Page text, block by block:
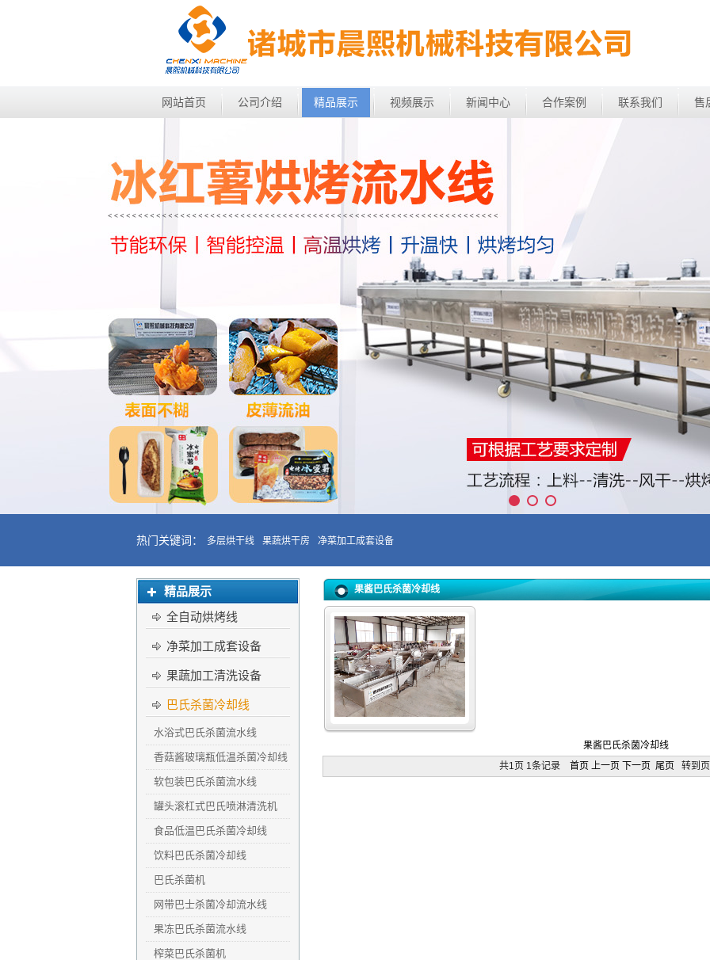
网站首页 公司介绍 精品展示 视频展示 新闻中心 合作案例 联系我们 售
热门关键词： 多层烘干线 果蔬烘干房 净菜加工成套设备
精品展示
全自动烘烤线
净菜加工成套设备
果蔬加工清洗设备
巴氏杀菌冷却线
水浴式巴氏杀菌流水线
香菇酱玻璃瓶低温杀菌冷却线
软包装巴氏杀菌流水线
罐头滚杠式巴氏喷淋清洗机
食品低温巴氏杀菌冷却线
饮料巴氏杀菌冷却线
巴氏杀菌机
网带巴士杀菌冷却流水线
果冻巴氏杀菌流水线
榨菜巴氏杀菌机
果酱巴氏杀菌冷却线
果酱巴氏杀菌冷却线
共1页 1条记录 首页 上一页 下一页 尾页 转到